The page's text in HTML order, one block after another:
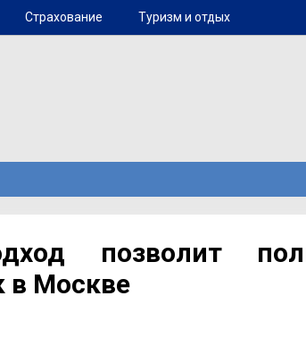
Страхование Туризм и отдых
позволит
в Москве